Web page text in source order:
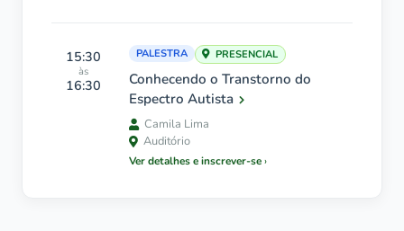
15:30
às
16:30
PALESTRA PRESENCIAL
Conhecendo o Transtorno do
Espectro Autista
Camila Lima
Auditório
Ver detalhes e inscrever-se